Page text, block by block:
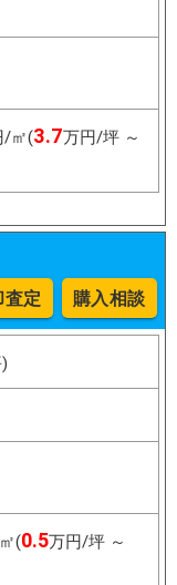
/㎡(3.7万円/坪 ～
査定 購入相談
(0.5万円/坪 ～